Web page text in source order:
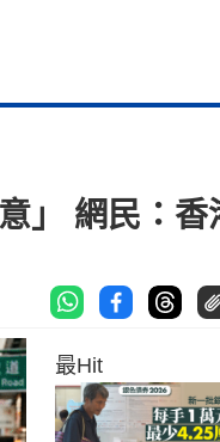
」 網民：香
最Hit